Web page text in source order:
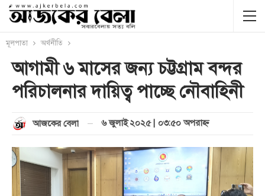
মূলপাতা অর্থনীতি
আগামী ৬ মাসের জন্য চট্টগ্রাম বন্দর
পরিচালনার দায়িত্ব পাচ্ছে নৌবাহিনী
আজকের বেলা ৬ জুলাই ২০২৫ | ০৩:৫০ অপরাহ্ণ